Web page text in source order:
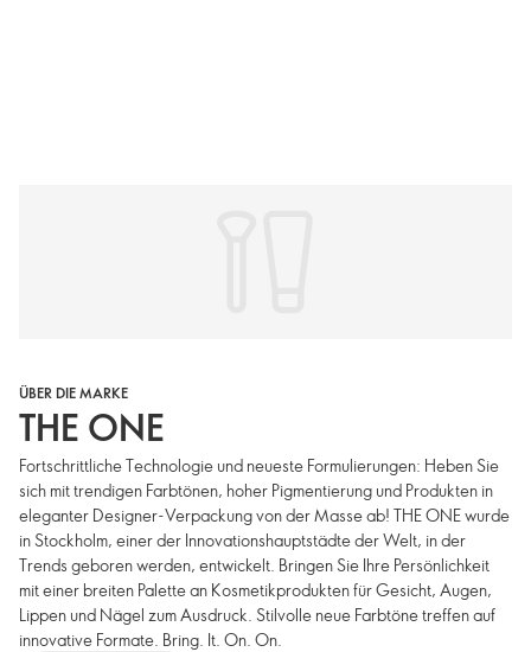
ÜBER DIE MARKE
THE ONE
Fortschrittliche Technologie und neueste Formulierungen: Heben Sie
sich mit trendigen Farbtönen, hoher Pigmentierung und Produkten in
eleganter Designer-Verpackung von der Masse ab! THE ONE wurde
in Stockholm, einer der Innovationshauptstädte der Welt, in der
Trends geboren werden, entwickelt. Bringen Sie Ihre Persönlichkeit
mit einer breiten Palette an Kosmetikprodukten für Gesicht, Augen,
Lippen und Nägel zum Ausdruck. Stilvolle neue Farbtöne treffen auf
innovative Formate. Bring. It. On. On.